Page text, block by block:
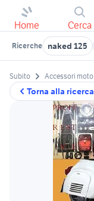
Home Cerca
Ricerche naked 125
Torna alla ricerca
Subito Accessori moto